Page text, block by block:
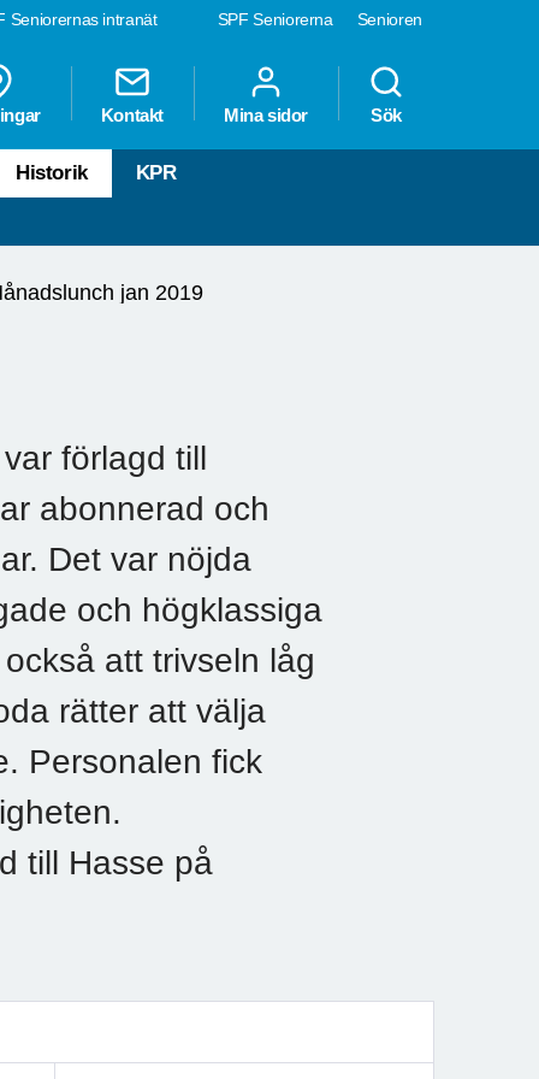
SPF Seniorerna Senioren
Seniorernas intranät
Kontakt Mina sidor Sök
Historik KPR
jan 2019
förlagd till
abonnerad och
Det var nöjda
och högklassiga
att trivseln låg
rätter att välja
Personalen fick
till Hasse på